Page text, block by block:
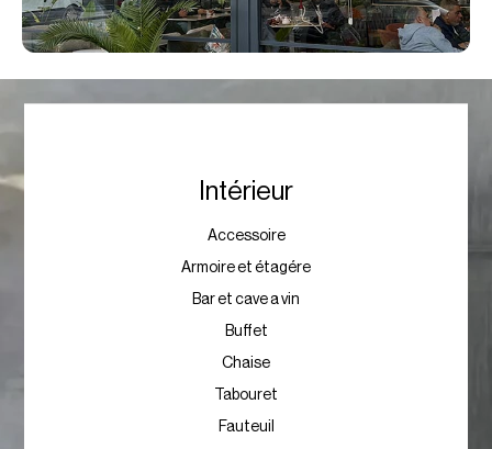
Intérieur
Accessoire
Armoire et étagére
Bar et cave a vin
Buffet
Chaise
Tabouret
Fauteuil